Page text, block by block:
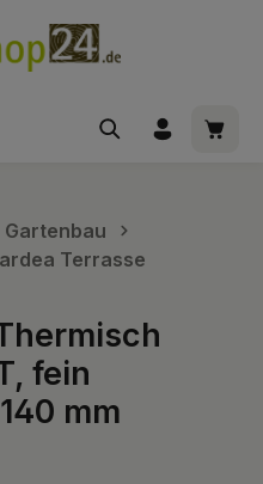
Terrasse
0 von 5 Sternen
fein
mm